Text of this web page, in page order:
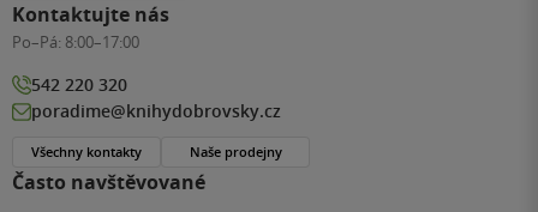
Často navštěvované
Kontaktujte nás
Po–Pá: 8:00–17:00
542 220 320
poradime@knihydobrovsky.cz
Všechny kontakty Naše prodejny